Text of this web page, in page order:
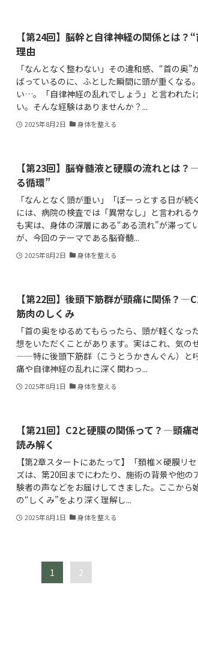
【第24回】脳幹と自律神経の関係とは？
理由
「なんとなく整わない」その違和感、“首の奥
ばっているのに、ふとした瞬間に頭が重くなる
い…。「自律神経の乱れでしょう」と言われた
い。そんな経験はありませんか？...
2025年8月2日 身体を整える
【第23回】脳脊髄液と硬膜の流れとは
る循環”
「なんとなく頭が重い」「ぼーっとする日が
には、病院の検査では「異常なし」と言われる
も実は、身体の深層にある“ある流れ”が滞って
が、今回のテーマである脳脊髄...
2025年8月2日 身体を整える
【第22回】後頭下筋群が頭痛に関係？
筋肉のしくみ
「首の奥をゆるめてもらったら、頭が軽くな
想をいただくことがあります。実はこれ、気の
——特に後頭下筋群（こうとうかきんぐん）と
痛や自律神経の乱れに深く関わっ...
2025年8月1日 身体を整える
【第21回】C2と硬膜の関係って？—頭痛
読み解く
【第2章スタートにあたって】「頚椎×硬膜リ
ズは、第20回までにわたり、施術の背景や他
験者の声などをお届けしてきました。ここから
の“しくみ”をより深く理解し...
2025年8月1日 身体を整える
1 2